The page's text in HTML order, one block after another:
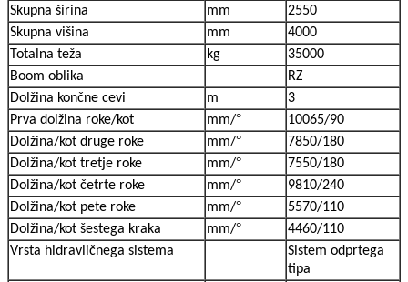
Skupna širina
mm
2550
Skupna višina
mm
4000
Totalna teža
kg
35000
Boom oblika
RZ
Dolžina končne cevi
m
3
Prva dolžina roke/kot
mm/°
10065/90
Dolžina/kot druge roke
mm/°
7850/180
Dolžina/kot tretje roke
mm/°
7550/180
Dolžina/kot četrte roke
mm/°
9810/240
Dolžina/kot pete roke
mm/°
5570/110
Dolžina/kot šestega kraka
mm/°
4460/110
Vrsta hidravličnega sistema
Sistem odprtega
tipa